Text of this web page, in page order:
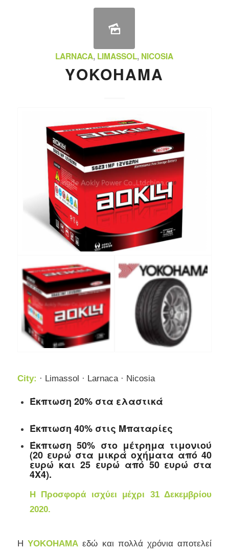
LARNACA, LIMASSOL, NICOSIA
ΥΟKOHAMA
City: · Limassol · Larnaca · Nicosia
Έκπτωση 20% στα ελαστικά
Έκπτωση 40% στις Μπαταρίες
Έκπτωση 50% στο μέτρημα τιμονιού
(20 ευρώ στα μικρά οχήματα από 40
ευρώ και 25 ευρώ από 50 ευρώ στα
4Χ4).
Η Προσφορά ισχύει μέχρι 31 Δεκεμβρίου
2020.
Η YOKOHAMAεδώ και πολλά χρόνια αποτελεί